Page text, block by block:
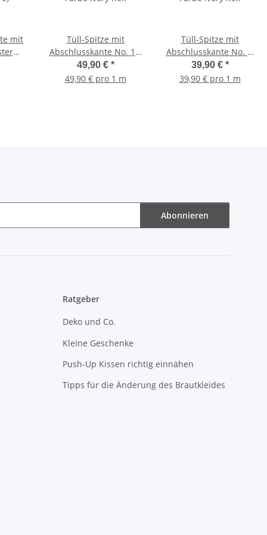
mit
Tüll-Spitze mit
Abschlusskante No. 12,
Farbe Ivory hell
49,90 € *
49,90 € pro 1 m
Tüll-Spitze mit
Abschlusskante No. 2,
Farbe Ivory hell
39,90 € *
39,90 € pro 1 m
Abonnieren
Ratgeber
Deko und Co.
Kleine Geschenke
Push-Up Kissen richtig einnähen
Tipps für die Änderung des Brautkleides